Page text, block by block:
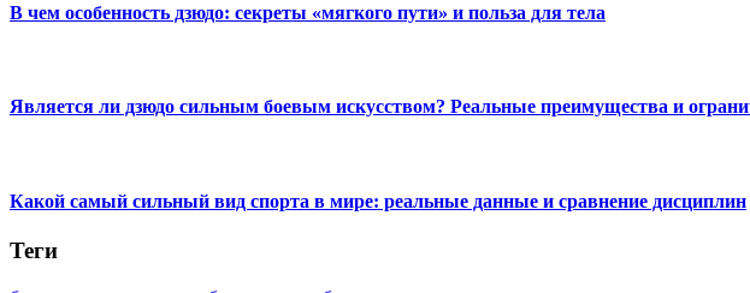
В чем особенность дзюдо: секреты «мягкого пути» и польза для тела
Является ли дзюдо сильным боевым искусством? Реальные преимущества и
Какой самый сильный вид спорта в мире: реальные данные и сравнение дисциплин
Теги